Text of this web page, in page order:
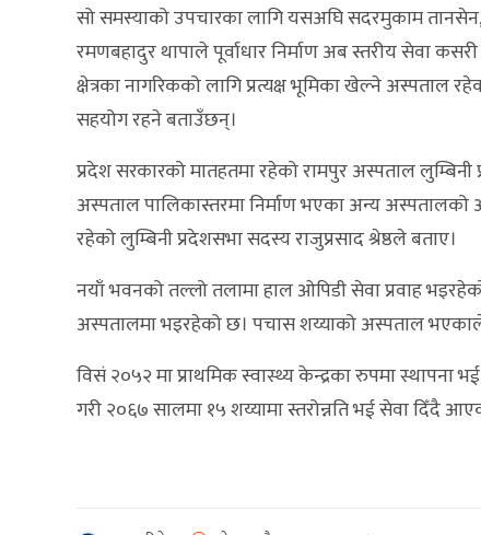
सो समस्याको उपचारका लागि यसअघि सदरमुकाम तानसेन,
रमणबहादुर थापाले पूर्वाधार निर्माण अब स्तरीय सेवा
क्षेत्रका नागरिकको लागि प्रत्यक्ष भूमिका खेल्ने अस्पताल
सहयोग रहने बताउँछन्।
प्रदेश सरकारको मातहतमा रहेको रामपुर अस्पताल
अस्पताल पालिकास्तरमा निर्माण भएका अन्य
रहेको लुम्बिनी प्रदेशसभा सदस्य राजुप्रसाद श्रेष्ठले बताए।
नयाँ भवनको तल्लो तलामा हाल ओपिडी सेवा प्रवाह
अस्पतालमा भइरहेको छ। पचास शय्याको अस्पताल भएकाले
विसं २०५२ मा प्राथमिक स्वास्थ्य केन्द्रका रुपमा स्थापना
गरी २०६७ सालमा १५ शय्यामा स्तरोन्नति भई सेवा दिँदै